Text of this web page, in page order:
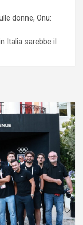
donne, Onu:
Italia sarebbe il